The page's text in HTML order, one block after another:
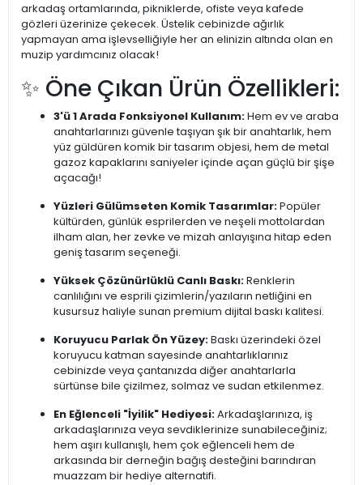
arkadaş ortamlarında, pikniklerde, ofiste veya kafede
gözleri üzerinize çekecek. Üstelik cebinizde ağırlık
yapmayan ama işlevselliğiyle her an elinizin altında olan en
muzip yardımcınız olacak!
✨ Öne Çıkan Ürün Özellikleri:
3'ü 1 Arada Fonksiyonel Kullanım:Hem ev ve araba
anahtarlarınızı güvenle taşıyan şık bir anahtarlık, hem
yüz güldüren komik bir tasarım objesi, hem de metal
gazoz kapaklarını saniyeler içinde açan güçlü bir şişe
açacağı!
Yüzleri Gülümseten Komik Tasarımlar:Popüler
kültürden, günlük esprilerden ve neşeli mottolardan
ilham alan, her zevke ve mizah anlayışına hitap eden
geniş tasarım seçeneği.
Yüksek Çözünürlüklü Canlı Baskı:Renklerin
canlılığını ve esprili çizimlerin/yazıların netliğini en
kusursuz haliyle sunan premium dijital baskı kalitesi.
Koruyucu Parlak Ön Yüzey:Baskı üzerindeki özel
koruyucu katman sayesinde anahtarlıklarınız
cebinizde veya çantanızda diğer anahtarlarla
sürtünse bile çizilmez, solmaz ve sudan etkilenmez.
En Eğlenceli "İyilik" Hediyesi:Arkadaşlarınıza, iş
arkadaşlarınıza veya sevdiklerinize sunabileceğiniz;
hem aşırı kullanışlı, hem çok eğlenceli hem de
arkasında bir derneğin bağış desteğini barındıran
muazzam bir hediye alternatifi.